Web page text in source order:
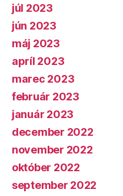
júl 2023
jún 2023
máj 2023
apríl 2023
marec 2023
február 2023
január 2023
december 2022
november 2022
október 2022
september 2022